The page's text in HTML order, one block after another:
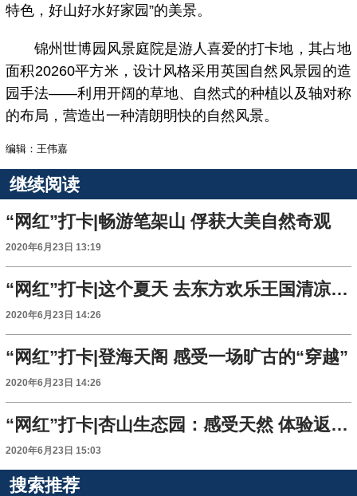
特色，好山好水好家园”的美景。
锦州世博园风景庭院是游人喜爱的打卡地，其占地
面积20260平方米，设计风格采用英国自然风景园的造
园手法——利用开阔的草地、自然式的种植以及轴对称
的布局，营造出一种清朗明快的自然风景。
编辑：王伟嘉
继续阅读
“网红”打卡|畅游笔架山 俘获大美自然奇观
2020年6月23日 13:19
“网红”打卡|这个夏天 去东方欢乐王国清凉一夏
2020年6月23日 14:26
“网红”打卡|登海天阁 感受一场旷古的“穿越”
2020年6月23日 14:26
“网红”打卡|杏山生态园：感受天然 体验返璞归真
2020年6月23日 15:03
搜索推荐